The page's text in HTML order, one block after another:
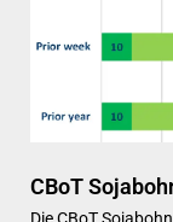
CBoT
Die CBoT